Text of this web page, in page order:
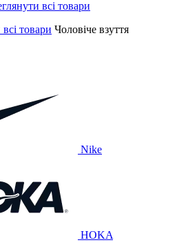
товари Чоловіче взуття
Nike
HOKA